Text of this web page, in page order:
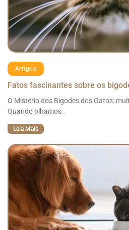
Artigos
Fatos fascinantes sobre os
O Mistério dos Bigodes dos Gatos:
Quando olhamos..
Leia Mais